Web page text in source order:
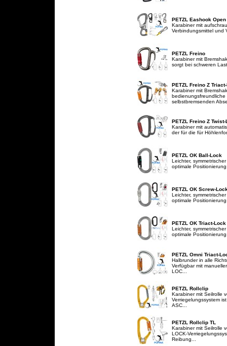
PETZL Eashook Open
Karabiner mit
Verbindungsmittel und
PETZL Freino
Karabiner mit
sorgt bei schweren
PETZL Freino Z
Karabiner mit
bedienungsfreundliche
selbstbremsenden
PETZL Freino Z Twist-
Karabiner mit
der für die für
PETZL OK Ball-Lock
Leichter,
optimale
PETZL OK Screw-
Leichter,
optimale
PETZL OK Triact-Lock
Leichter,
optimale
PETZL Omni Triact-
Halbrunder in alle
Verfügbar mit
LOC...
PETZL Rollclip
Karabiner mit Seilrolle
Verriegelungssystem
ASC...
PETZL Rollclip TL
Karabiner mit Seilrolle
LOCK-
Reibung...